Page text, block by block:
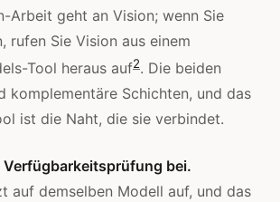
Arbeit geht an Vision; wenn Sie
rufen Sie Vision aus einem
Tool heraus auf2. Die beiden
komplementäre Schichten, und das
ist die Naht, die sie verbindet.
Verfügbarkeitsprüfung bei.
auf demselben Modell auf, und das